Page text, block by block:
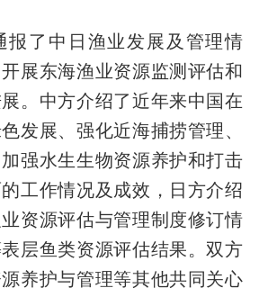
了中日渔业发展及管理情
展东海渔业资源监测评估和
。中方介绍了近年来中国在
发展、强化近海捕捞管理、
强水生生物资源养护和打击
工作情况及成效，日方介绍
资源评估与管理制度修订情
层鱼类资源评估结果。双方
养护与管理等其他共同关心